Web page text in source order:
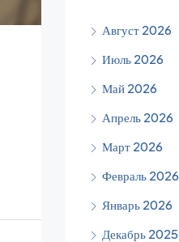
Август 2026
Июль 2026
Май 2026
Апрель 2026
Март 2026
Февраль 2026
Январь 2026
Декабрь 2025